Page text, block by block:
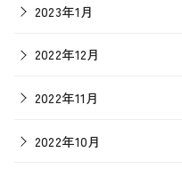
2023年1月
2022年12月
2022年11月
2022年10月